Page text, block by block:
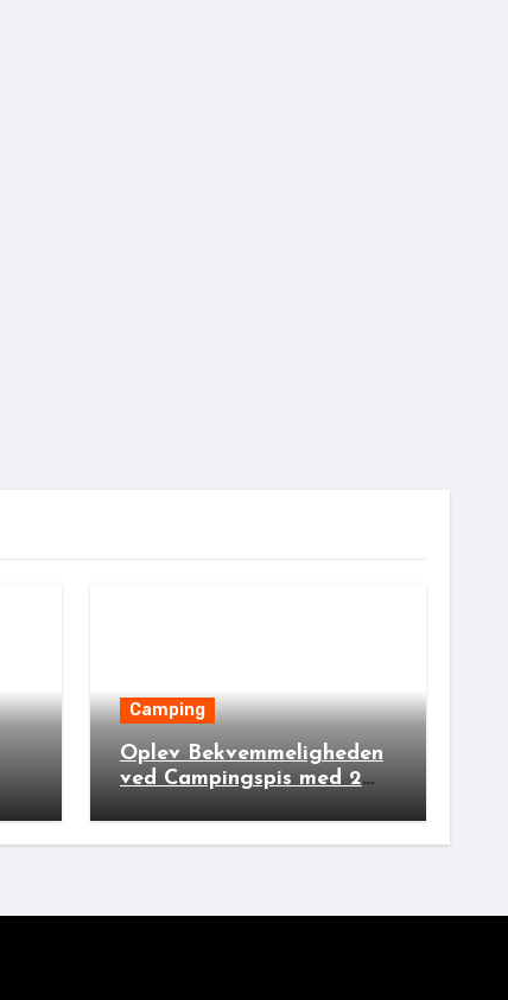
Camping
Oplev Bekvemmeligheden
ved Campingspis med 2
Bivakpartner!